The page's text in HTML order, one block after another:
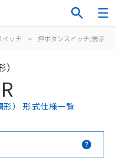
イッチ > 押ボタンスイッチ/表示灯
） 形式仕様一覧